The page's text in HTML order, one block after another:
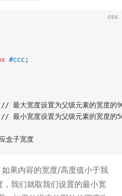
css
#ccc;
最大宽度设置为父级元素的宽度的
最小宽度设置为父级元素的宽度的
盒子宽度
如果内容的宽度/高度值小于我
我们就取我们设置的最小宽